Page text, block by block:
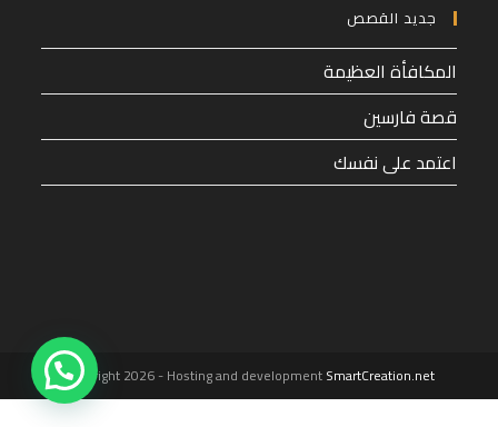
جديد القصص
المكافأة العظيمة
قصة فارسين
اعتمد على نفسك
Copyright 2026 - Hosting and developmentSmartCreation.net